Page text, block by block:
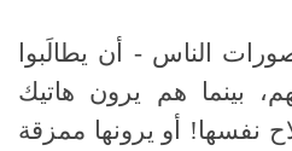
الناس - أن يطالَبوا
بينما هم يرون هاتيك
نفسها!
أو يرونها ممزقة